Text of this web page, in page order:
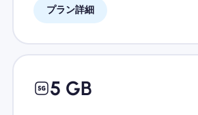
プラン詳細
5 GB